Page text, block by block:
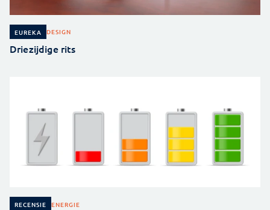
EUREKA DESIGN
Driezijdige rits
RECENSIE ENERGIE